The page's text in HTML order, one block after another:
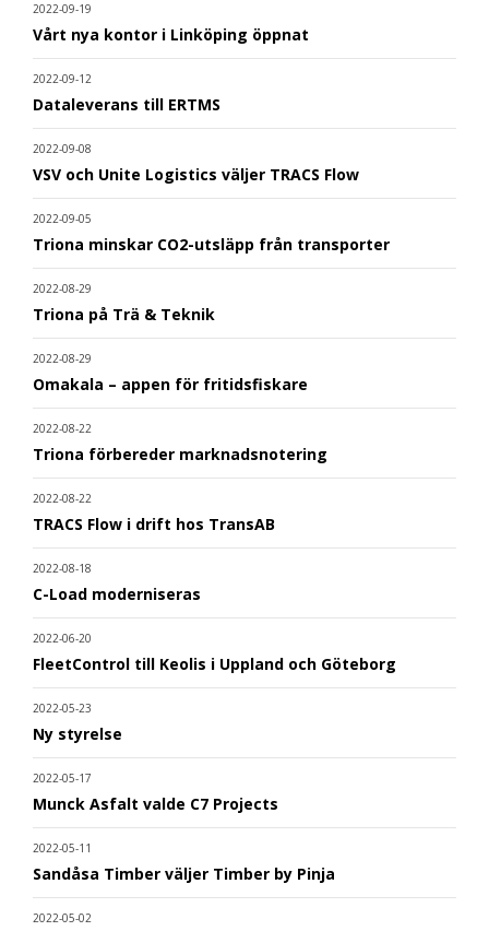
2022-09-19
Vårt nya kontor i Linköping öppnat
2022-09-12
Dataleverans till ERTMS
2022-09-08
VSV och Unite Logistics väljer TRACS Flow
2022-09-05
Triona minskar CO2-utsläpp från transporter
2022-08-29
Triona på Trä & Teknik
2022-08-29
Omakala – appen för fritidsfiskare
2022-08-22
Triona förbereder marknadsnotering
2022-08-22
TRACS Flow i drift hos TransAB
2022-08-18
C-Load moderniseras
2022-06-20
FleetControl till Keolis i Uppland och Göteborg
2022-05-23
Ny styrelse
2022-05-17
Munck Asfalt valde C7 Projects
2022-05-11
Sandåsa Timber väljer Timber by Pinja
2022-05-02